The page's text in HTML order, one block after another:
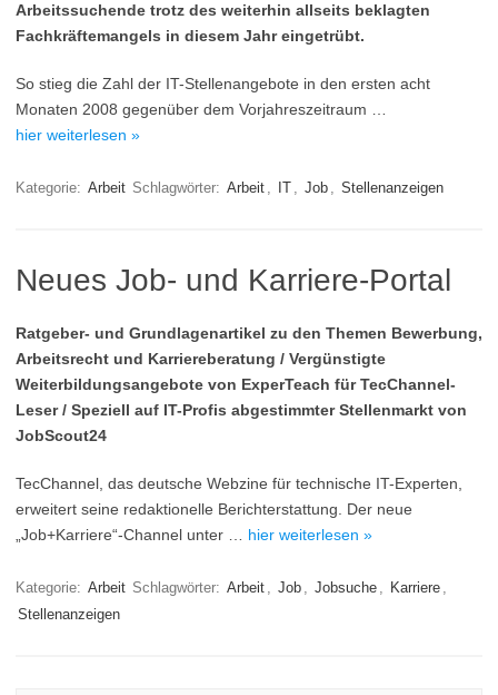
Arbeitssuchende trotz des weiterhin allseits beklagten
Fachkräftemangels in diesem Jahr eingetrübt.
So stieg die Zahl der IT-Stellenangebote in den ersten acht
Monaten 2008 gegenüber dem Vorjahreszeitraum …
hier weiterlesen »
Kategorie: Arbeit Schlagwörter: Arbeit , IT , Job , Stellenanzeigen
Neues Job- und Karriere-Portal
Ratgeber- und Grundlagenartikel zu den Themen Bewerbung,
Arbeitsrecht und Karriereberatung / Vergünstigte
Weiterbildungsangebote von ExperTeach für TecChannel-
Leser / Speziell auf IT-Profis abgestimmter Stellenmarkt von
JobScout24
TecChannel, das deutsche Webzine für technische IT-Experten,
erweitert seine redaktionelle Berichterstattung. Der neue
„Job+Karriere“-Channel unter … hier weiterlesen »
Kategorie: Arbeit Schlagwörter: Arbeit , Job , Jobsuche , Karriere ,
Stellenanzeigen